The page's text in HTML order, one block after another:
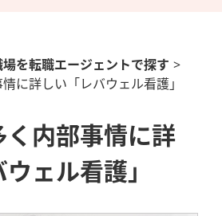
を転職エージェントで探す >
に詳しい「レバウェル看護」
内部事情に詳
ェル看護」